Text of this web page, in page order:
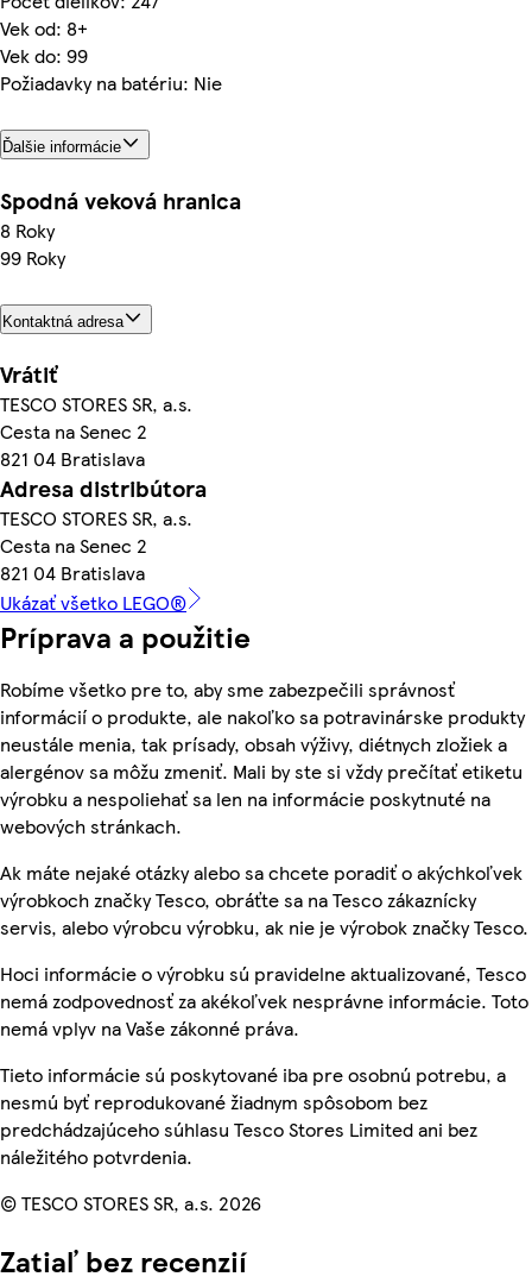
Vek od: 8+
Vek do: 99
Požiadavky na batériu: Nie
Ďalšie informácie
Spodná veková hranica
8 Roky
99 Roky
Kontaktná adresa
Vrátiť
TESCO STORES SR, a.s.
Cesta na Senec 2
821 04 Bratislava
Adresa distribútora
TESCO STORES SR, a.s.
Cesta na Senec 2
821 04 Bratislava
Ukázať všetko LEGO®
Príprava a použitie
Robíme všetko pre to, aby sme zabezpečili správnosť
informácií o produkte, ale nakoľko sa potravinárske produkty
neustále menia, tak prísady, obsah výživy, diétnych zložiek a
alergénov sa môžu zmeniť. Mali by ste si vždy prečítať etiketu
výrobku a nespoliehať sa len na informácie poskytnuté na
webových stránkach.
Ak máte nejaké otázky alebo sa chcete poradiť o akýchkoľvek
výrobkoch značky Tesco, obráťte sa na Tesco zákaznícky
servis, alebo výrobcu výrobku, ak nie je výrobok značky Tesco.
Hoci informácie o výrobku sú pravidelne aktualizované, Tesco
nemá zodpovednosť za akékoľvek nesprávne informácie. Toto
nemá vplyv na Vaše zákonné práva.
Tieto informácie sú poskytované iba pre osobnú potrebu, a
nesmú byť reprodukované žiadnym spôsobom bez
predchádzajúceho súhlasu Tesco Stores Limited ani bez
náležitého potvrdenia.
© TESCO STORES SR, a.s. 2026
Zatiaľ bez recenzií